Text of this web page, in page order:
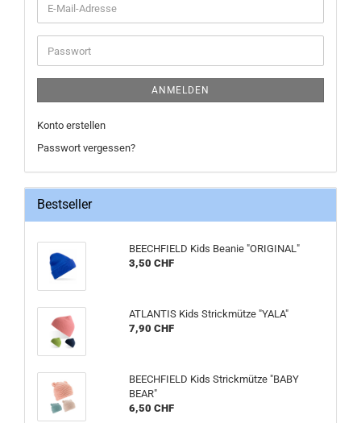
E-
Mail-
Adresse
Passwort
ANMELDEN
Konto erstellen
Passwort vergessen?
Bestseller
BEECHFIELD Kids Beanie "ORIGINAL"
3,50 CHF
ATLANTIS Kids Strickmütze "YALA"
7,90 CHF
BEECHFIELD Kids Strickmütze "BABY
BEAR"
6,50 CHF